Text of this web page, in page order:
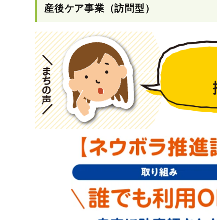
産後ケア事業（訪問型）